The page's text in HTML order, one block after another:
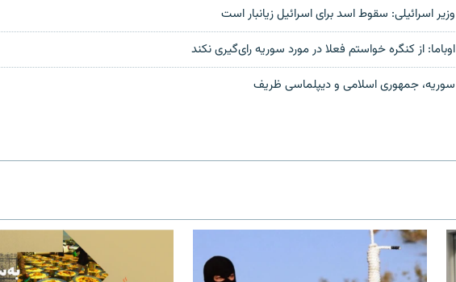
وزیر اسرائیلی: سقوط اسد برای اسرائیل زیانبار است
اوباما: از کنگره خواستم فعلا در مورد سوریه رای‌گیری نکند
سوریه، جمهوری اسلامی و دیپلماسی ظریف